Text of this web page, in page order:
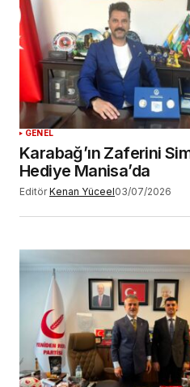
GENEL
Karabağ’ın Zaferini
Hediye Manisa’da
Editör Kenan Yüceel03/07/2026